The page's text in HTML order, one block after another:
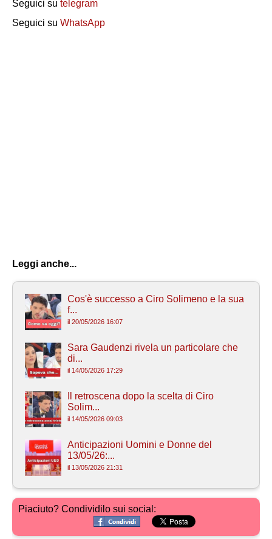
Seguici su telegram
Seguici su WhatsApp
Leggi anche...
Cos'è successo a Ciro Solimeno e la sua
f...
il 20/05/2026 16:07
Sara Gaudenzi rivela un particolare che
di...
il 14/05/2026 17:29
Il retroscena dopo la scelta di Ciro
Solim...
il 14/05/2026 09:03
Anticipazioni Uomini e Donne del
13/05/26:...
il 13/05/2026 21:31
Piaciuto? Condividilo sui social: